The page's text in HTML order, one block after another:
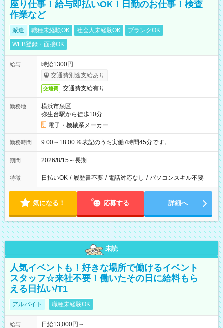
座り仕事！給与即払いOK！日勤のお仕事！検査
作業など
派遣 職種未経験OK 社会人未経験OK
ブランクOK
WEB登録・面接OK
給与
時給1300円
交通費別途支給あり
交通費 交通費支給有り
勤務地
横浜市泉区
弥生台駅から徒歩10分
電子・機械系メーカー
勤務時間 9:00～18:00 ※表記のうち実働7時間45分です。
期間 2026/8/15～長期
特徴 日払いOK / 履歴書不要 / 電話対応なし / パソコンスキル不要
気になる！ 応募する 詳細へ
未読
人気イベントも！好きな場所で働けるイベント
スタッフ☆来社不要！働いたその日に給料もら
える日払い/T1
アルバイト 職種未経験OK
給与
日給13,000円～